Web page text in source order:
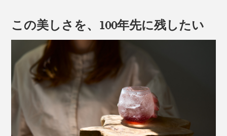
脚つきの「祥」は、容量180ml。ワインやスパークリン
グはもちろん、日本酒にも似合いそう。ハレの日の祝杯
も、日々のささやかな乾杯も、特別な時間に。
アイスクリームやフルーツを盛り付ければ、おしゃれな
パフェの完成です。
「膠」とは、牛などの皮・骨などから作られる接着剤。
その膠がゆっくりと収縮する力でガラスの表面がはじ
け、まるで霜が降りる瞬間を閉じ込めたような模様にな
るという仕組みです。
この美しさを、100年先に残したい